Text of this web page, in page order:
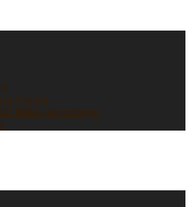
Orofirst
istituti gemmologici